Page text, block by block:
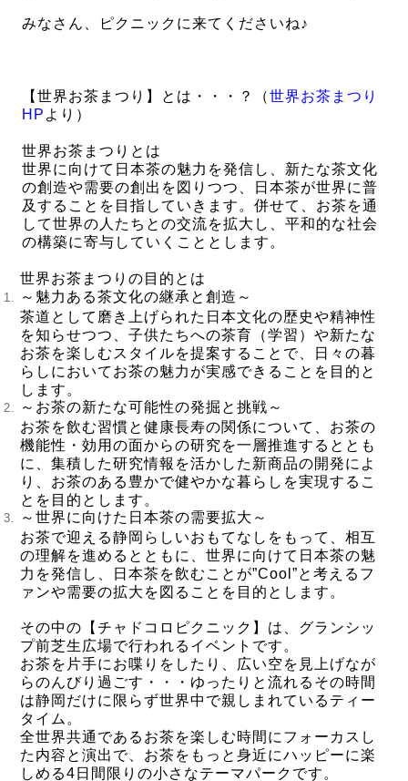
みなさん、ピクニックに来てくださいね♪
【世界お茶まつり】とは・・・？（世界お茶まつり
HP より）
世界お茶まつりとは
世界に向けて日本茶の魅力を発信し、新たな茶文化
の創造や需要の創出を図りつつ、日本茶が世界に普
及することを目指していきます。併せて、お茶を通
して世界の人たちとの交流を拡大し、平和的な社会
の構築に寄与していくこととします。
世界お茶まつりの目的とは
～魅力ある茶文化の継承と創造～
茶道として磨き上げられた日本文化の歴史や精神性
を知らせつつ、子供たちへの茶育（学習）や新たな
お茶を楽しむスタイルを提案することで、日々の暮
らしにおいてお茶の魅力が実感できることを目的と
します。
～お茶の新たな可能性の発掘と挑戦～
お茶を飲む習慣と健康長寿の関係について、お茶の
機能性・効用の面からの研究を一層推進するととも
に、集積した研究情報を活かした新商品の開発によ
り、お茶のある豊かで健やかな暮らしを実現するこ
とを目的とします。
～世界に向けた日本茶の需要拡大～
お茶で迎える静岡らしいおもてなしをもって、相互
の理解を進めるとともに、世界に向けて日本茶の魅
力を発信し、日本茶を飲むことが”Cool”と考えるフ
ァンや需要の拡大を図ることを目的とします。
その中の【チャドコロピクニック】は、グランシッ
プ前芝生広場で行われるイベントです。
お茶を片手にお喋りをしたり、広い空を見上げなが
らのんびり過ごす・・・ゆったりと流れるその時間
は静岡だけに限らず世界中で親しまれているティー
タイム。
全世界共通であるお茶を楽しむ時間にフォーカスし
た内容と演出で、お茶をもっと身近にハッピーに楽
しめる4日間限りの小さなテーマパークです。